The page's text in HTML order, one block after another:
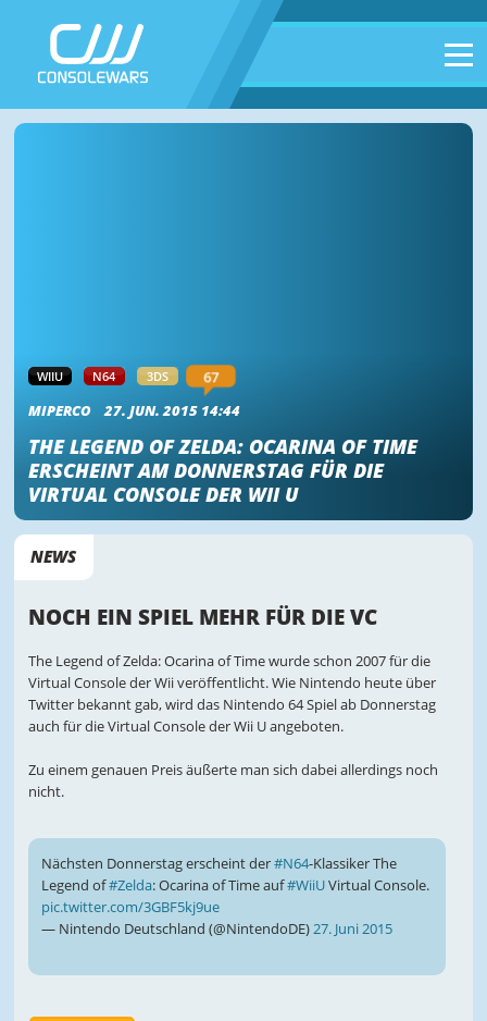
WIIU N64 3DS 67
MIPERCO 27. JUN. 2015 14:44
THE LEGEND OF ZELDA: OCARINA OF TIME
ERSCHEINT AM DONNERSTAG FÜR DIE
VIRTUAL CONSOLE DER WII U
NEWS
NOCH EIN SPIEL MEHR FÜR DIE VC
The Legend of Zelda: Ocarina of Time wurde schon 2007 für die
Virtual Console der Wii veröffentlicht. Wie Nintendo heute über
Twitter bekannt gab, wird das Nintendo 64 Spiel ab Donnerstag
auch für die Virtual Console der Wii U angeboten.
Zu einem genauen Preis äußerte man sich dabei allerdings noch
nicht.
Nächsten Donnerstag erscheint der#N64-Klassiker The
Legend of#Zelda: Ocarina of Time auf#WiiUVirtual Console.
pic.twitter.com/3GBF5kj9ue
— Nintendo Deutschland (@NintendoDE)27. Juni 2015